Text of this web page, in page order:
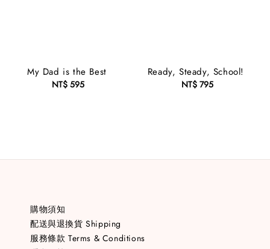
My Dad is the Best
Regular
NT$ 595
Ready, Steady, School!
Regular
NT$ 795
購物須知
配送與退換貨 Shipping
服務條款 Terms & Conditions